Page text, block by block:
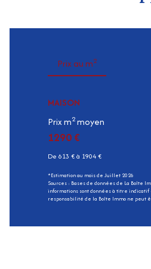
Prix au m2
MAISON
Prix m2moyen
1290 €
De 613 € à 1904 €
*Estimation au mois de Juillet 2026
Sources : Bases de données de La Boîte
informations sont données à titre
responsabilité de la Boîte Immo ne peut